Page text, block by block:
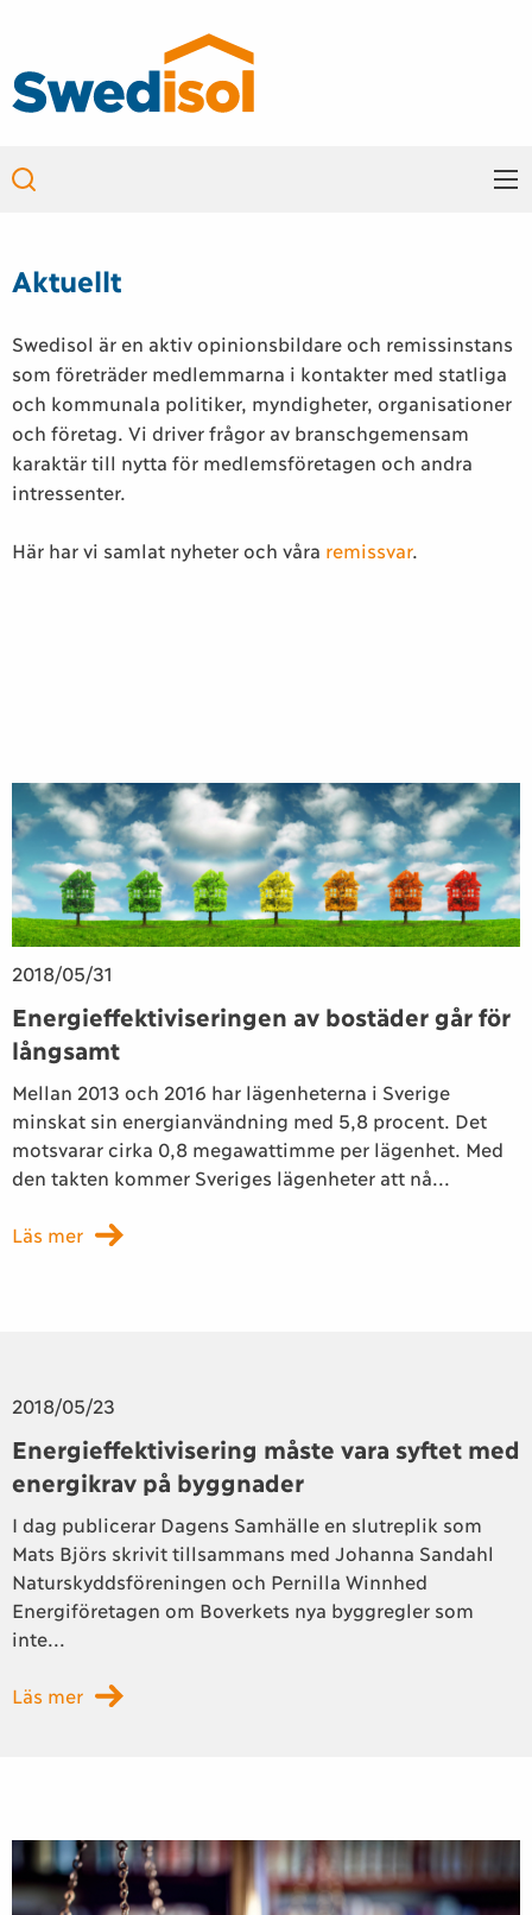
Main
navigation
Aktuellt
Swedisol är en aktiv opinionsbildare och remissinstans
som företräder medlemmarna i kontakter med statliga
och kommunala politiker, myndigheter, organisationer
och företag. Vi driver frågor av branschgemensam
karaktär till nytta för medlemsföretagen och andra
intressenter.
Här har vi samlat nyheter och våra remissvar.
2018/05/31
Energieffektiviseringen av bostäder går för
långsamt
Mellan 2013 och 2016 har lägenheterna i Sverige
minskat sin energianvändning med 5,8 procent. Det
motsvarar cirka 0,8 megawattimme per lägenhet. Med
den takten kommer Sveriges lägenheter att nå...
Läs mer
2018/05/23
Energieffektivisering måste vara syftet med
energikrav på byggnader
I dag publicerar Dagens Samhälle en slutreplik som
Mats Björs skrivit tillsammans med Johanna Sandahl
Naturskyddsföreningen och Pernilla Winnhed
Energiföretagen om Boverkets nya byggregler som
inte...
Läs mer